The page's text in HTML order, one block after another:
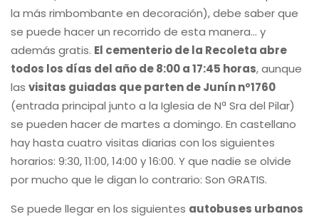
la más rimbombante en decoración), debe saber que
se puede hacer un recorrido de esta manera… y
además gratis. El cementerio de la Recoleta abre
todos los días del año de 8:00 a 17:45 horas, aunque
las visitas guiadas que parten de Junín nº1760
(entrada principal junto a la Iglesia de Nª Sra del Pilar)
se pueden hacer de martes a domingo. En castellano
hay hasta cuatro visitas diarias con los siguientes
horarios: 9:30, 11:00, 14:00 y 16:00. Y que nadie se olvide
por mucho que le digan lo contrario: Son GRATIS.
Se puede llegar en los siguientes autobuses urbanos